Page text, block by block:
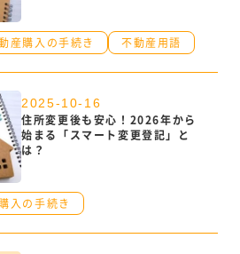
産購入の手続き 不動産用語
2025-10-16
住所変更後も安心！2026年から
始まる「スマート変更登記」と
は？
入の手続き